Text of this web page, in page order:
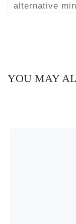
alternative
YOU MAY